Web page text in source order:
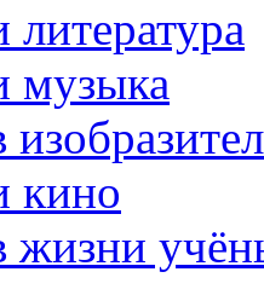
музыка
кино